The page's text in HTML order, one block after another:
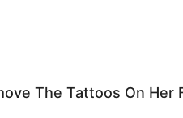
The Tattoos On Her